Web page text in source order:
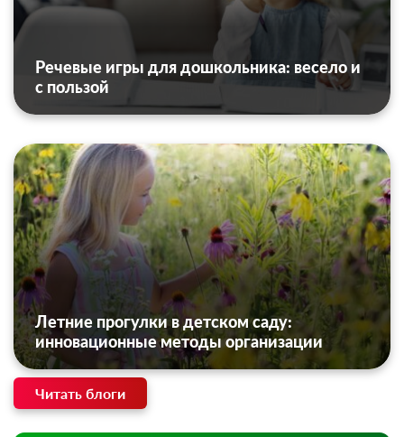
Речевые игры для дошкольника: весело и
с пользой
Летние прогулки в детском саду:
инновационные методы организации
Читать блоги